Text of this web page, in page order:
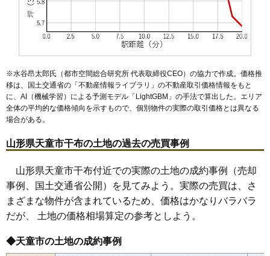
※水谷昂太郎氏（都市空間総合研究所 代表取締役CEO）の協力で作成。価格推
移は、国土交通省の「不動産情報ライブラリ 」の不動産取引価格情報をもと
に、AI（機械学習）による予測モデル「LightGBM」の手法で算出した。エリア
全体の平均的な価格傾向を示すもので、個別物件の実際の取引価格とは異なる
場合がある。
山形県天童市干布の土地の過去の売買事例
山形県天童市干布付近での実際の土地の成約事例（売却
事例、国土交通省公開）を見てみよう。実際の売買は、さ
まざまな物件が含まれているため、価格はかなりバラバラ
だが、 土地の価格相場算定の参考としよう。
◆天童市の土地の成約事例